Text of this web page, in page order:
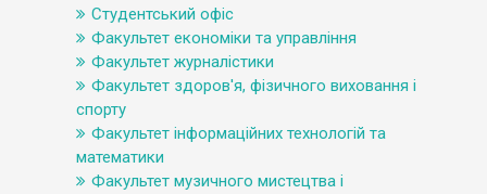
Студентський офіс
Факультет економіки та управління
Факультет журналістики
Факультет здоров'я, фізичного виховання і
спорту
Факультет інформаційних технологій та
математики
Факультет музичного мистецтва і